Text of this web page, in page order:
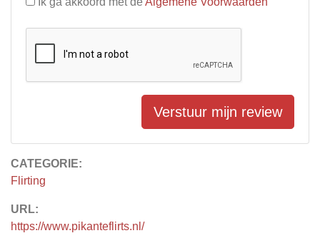
CATEGORIE:
Flirting
URL:
https://www.pikanteflirts.nl/
Verstuur mijn review